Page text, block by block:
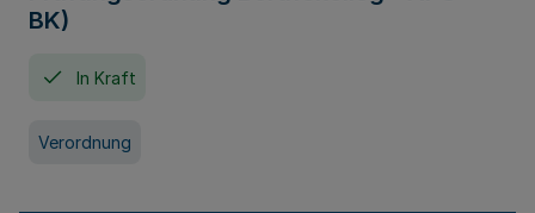
BK)
In Kraft
Verordnung